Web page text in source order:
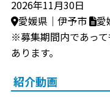
2026年11月30日
愛媛県｜伊予市
愛
※募集期間内であっ
あります。
紹介動画